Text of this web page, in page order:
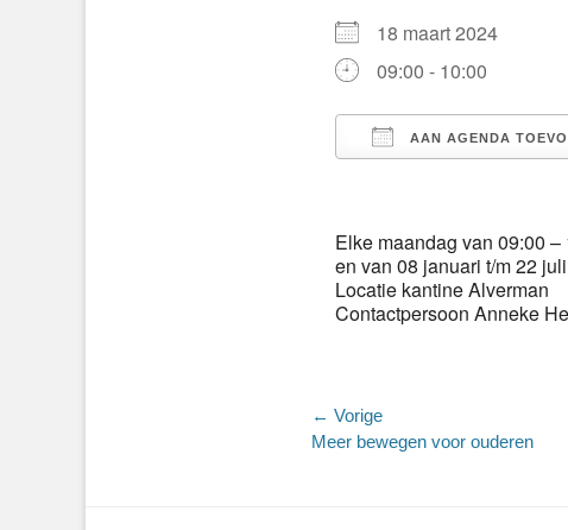
18 maart 2024
09:00 - 10:00
AAN AGENDA
Elke maandag van 09:00
en van 08 januari t/m 22
Locatie kantine Alverman
Contactpersoon Anneke
Bericht
navigatie
← Vorige
Vorig
Meer bewegen voor ouderen